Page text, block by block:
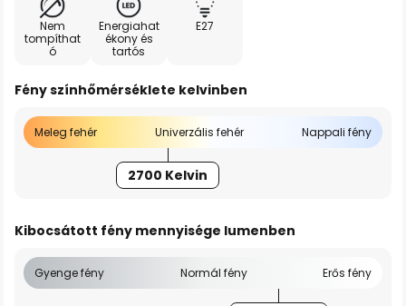
Nem
tompíthat
ó
Energiahat
ékony és
tartós
E27
Fény színhőmérséklete kelvinben
Meleg fehér Univerzális fehér Nappali fény
2700 Kelvin
Kibocsátott fény mennyisége lumenben
Gyenge fény Normál fény Erős fény